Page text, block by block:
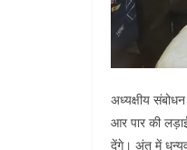
अध्यक्षीय
आर पार की
देंगे। अंत में